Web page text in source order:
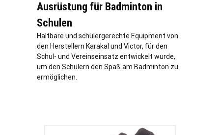
Ausrüstung für Badminton in
Schulen
Haltbare und schülergerechte Equipment von
den Herstellern Karakal und Victor, für den
Schul- und Vereinseinsatz entwickelt wurde,
um den Schülern den Spaß am Badminton zu
ermöglichen.